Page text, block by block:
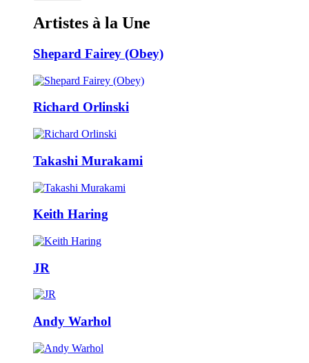
Artistes à la Une
Shepard Fairey (Obey)
Richard Orlinski
Takashi Murakami
Keith Haring
JR
Andy Warhol